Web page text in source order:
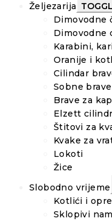
Željezarija
Dimovodne
Dimovodne
Karabini,
Oranije i
Cilindar
Sobne brave
Brave za
Elzett
Štitovi za
Kvake za
Lokoti
Žice
Slobodno vrijeme
Kotlići i
Sklopivi